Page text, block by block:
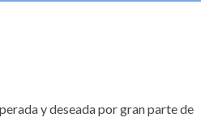
y deseada por gran parte de